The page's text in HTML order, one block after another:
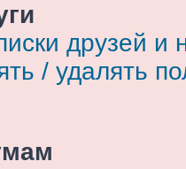
друзей и
/ удалять